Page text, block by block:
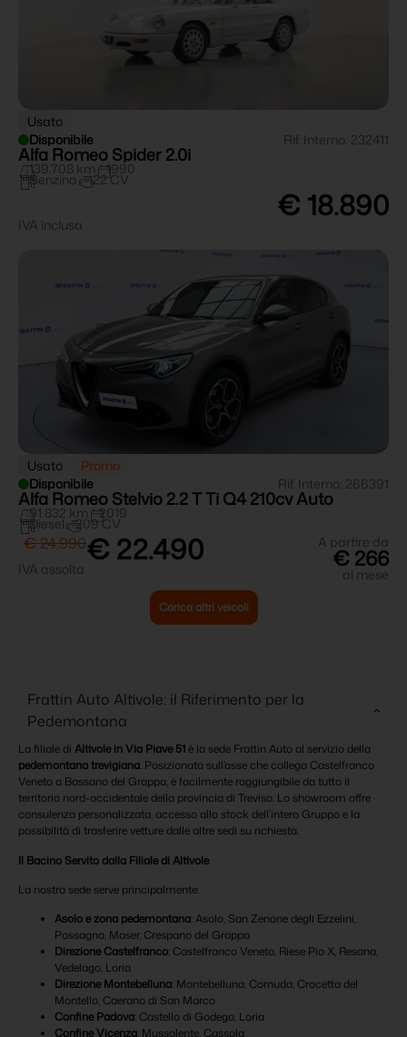
Usato
Disponibile
Rif. Interno: 232411
Alfa Romeo Spider 2.0i
139.708 km 1990
Benzina 122 CV
€ 18.890
IVA inclusa
Usato
Promo
Disponibile
Rif. Interno: 266391
Alfa Romeo Stelvio 2.2 T Ti Q4 210cv Auto
91.832 km 2019
Diesel 209 CV
€ 22.490
€ 24.990
IVA assolta
A partire da
€ 266
al mese
Carica altri veicoli
Frattin Auto Altivole: il Riferimento per la
Pedemontana
La filiale di Altivole in Via Piave 51è la sede Frattin Auto al servizio della
pedemontana trevigiana. Posizionata sull’asse che collega Castelfranco
Veneto a Bassano del Grappa, è facilmente raggiungibile da tutto il
territorio nord-occidentale della provincia di Treviso. Lo showroom offre
consulenza personalizzata, accesso allo stock dell’intero Gruppo e la
possibilità di trasferire vetture dalle altre sedi su richiesta.
Il Bacino Servito dalla Filiale di Altivole
La nostra sede serve principalmente:
Asolo e zona pedemontana: Asolo, San Zenone degli Ezzelini,
Possagno, Maser, Crespano del Grappa
Direzione Castelfranco: Castelfranco Veneto, Riese Pio X, Resana,
Vedelago, Loria
Direzione Montebelluna: Montebelluna, Cornuda, Crocetta del
Montello, Caerano di San Marco
Confine Padova: Castello di Godego, Loria
Confine Vicenza: Mussolente, Cassola